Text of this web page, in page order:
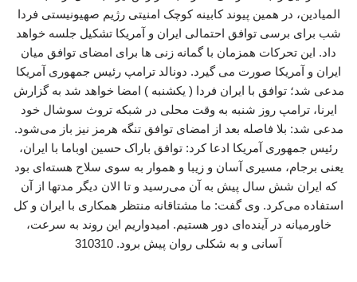
المیادین، در همین پیوند کابینه کوچک امنیتی رژیم صهیونیستی فردا
شب برای برسی توافق احتمالی ایران و آمریکا تشکیل جلسه خواهد
داد. این تحرکات همزمان با گمانه زنی ها برای امضای توافق میان
ایران و آمریکا صورت می گیرد. دونالد ترامپ رئیس جمهوری آمریکا
مدعی شد؛ توافق با ایران فردا ( یکشنبه ) امضا خواهد شد به گزارش
ایرنا، ترامپ روز شنبه به وقت محلی در شبکه تروث سوشال خود
مدعی شد: بلا فاصله بعد از امضای توافق تنگه هرمز نیز باز می‌شود.
رئیس جمهوری آمریکا ادعا کرد: توافق باراک حسین اوباما با ایران،
یعنی برجام، مسیری آسان و زیبا و هموار به سوی سلاح هسته‌ای بود
که ایران شش سال پیش به آن می‌رسید و تا الان دیگر مدتها از آن
استفاده می‌کرد. وی گفت: ما مشتاقانه منتظر همکاری با ایران و کل
خاورمیانه در آینده‌ای دور هستیم. امیدواریم این روند به سرعت،
آسانی و به شکلی روان پیش برود. 310310